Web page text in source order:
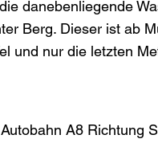
danebenliegende
Berg. Dieser ist ab
und nur die letzten
A8 Richtung